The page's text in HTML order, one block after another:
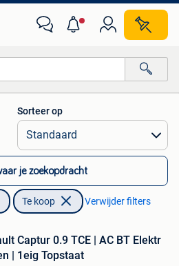
afstanden…
Sorteer op
je zoekopdracht
Te koop Verwijder filters
Captur 0.9 TCE | AC BT Elektr
| 1eig Topstaat